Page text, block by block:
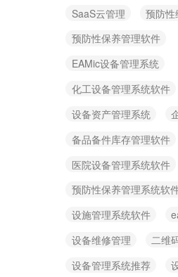
SaaS云管理
预防性
预防性保养管理软件
EAMic设备管理系统
化工设备管理系统软件
设备资产管理系统
备品备件库存管理软件
医院设备管理系统软件
预防性保养管理系统软
设施管理系统软件
设备维修管理
二维
设备管理系统推荐